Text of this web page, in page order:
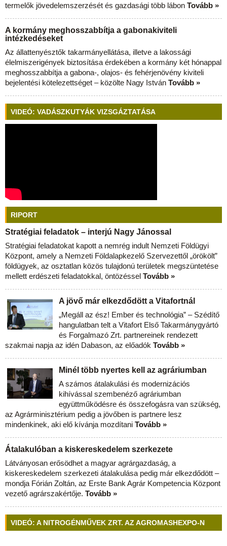
termelők jövedelemszerzését és gazdasági több lábon Tovább »
A kormány meghosszabbítja a gabonakiviteli
intézkedéseket
Az állattenyésztők takarmányellátása, illetve a lakossági
élelmiszerigények biztosítása érdekében a kormány két hónappal
meghosszabbítja a gabona-, olajos- és fehérjenövény kiviteli
bejelentési kötelezettséget – közölte Nagy István Tovább »
VIDEÓ: VADÁSZKUTYÁK VIZSGÁZTATÁSA
RIPORT
Stratégiai feladatok – interjú Nagy Jánossal
Stratégiai feladatokat kapott a nemrég indult Nemzeti Földügyi
Központ, amely a Nemzeti Földalapkezelő Szervezettől „örökölt”
földügyek, az osztatlan közös tulajdonú területek megszüntetése
mellett erdészeti feladatokkal, öntözéssel Tovább »
A jövő már elkezdődött a Vitafortnál
„Megáll az ész! Ember és technológia” – Szédítő
hangulatban telt a Vitafort Első Takarmánygyártó
és Forgalmazó Zrt. partnereinek rendezett
szakmai napja az idén Dabason, az előadók Tovább »
Minél több nyertes kell az agráriumban
A számos átalakulási és modernizációs
kihívással szembenéző agráriumban
együttműködésre és összefogásra van szükség,
az Agrárminisztérium pedig a jövőben is partnere lesz
mindenkinek, aki elő kívánja mozdítani Tovább »
Átalakulóban a kiskereskedelem szerkezete
Látványosan erősödhet a magyar agrárgazdaság, a
kiskereskedelem szerkezeti átalakulása pedig már elkezdődött –
mondja Fórián Zoltán, az Erste Bank Agrár Kompetencia Központ
vezető agrárszakértője. Tovább »
VIDEÓ: A NITROGÉNMŰVEK ZRT. AZ AGROMASHEXPO-N